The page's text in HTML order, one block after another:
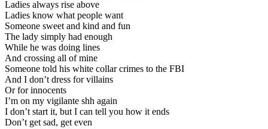
Ladies always rise above
Ladies know what people want
Someone sweet and kind and fun
The lady simply had enough
While he was doing lines
And crossing all of mine
Someone told his white collar crimes to the FBI
And I don’t dress for villains
Or for innocents
I’m on my vigilante shh again
I don’t start it, but I can tell you how it ends
Don’t get sad, get even